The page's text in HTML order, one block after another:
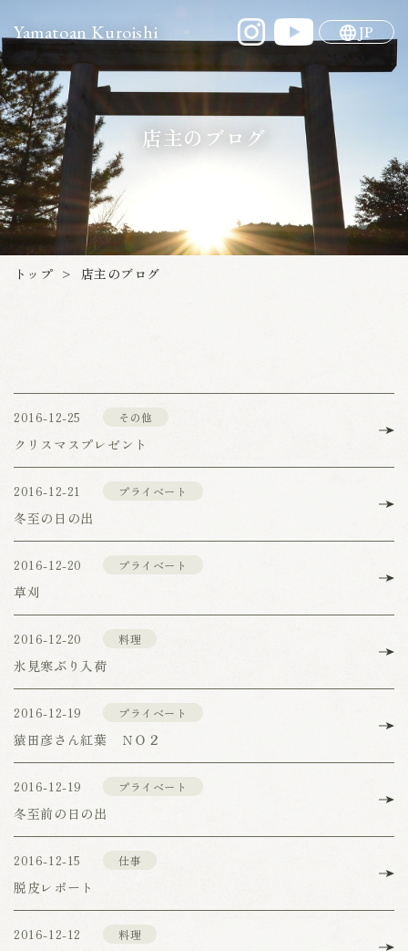
Yamatoan Kuroishi JP
店主のブログ
トップ > 店主のブログ
2016-12-25 その他
クリスマスプレゼント
2016-12-21 プライベート
冬至の日の出
2016-12-20 プライベート
草刈
2016-12-20 料理
氷見寒ぶり入荷
2016-12-19 プライベート
猿田彦さん紅葉 ＮＯ２
2016-12-19 プライベート
冬至前の日の出
2016-12-15 仕事
脱皮レポート
2016-12-12 料理